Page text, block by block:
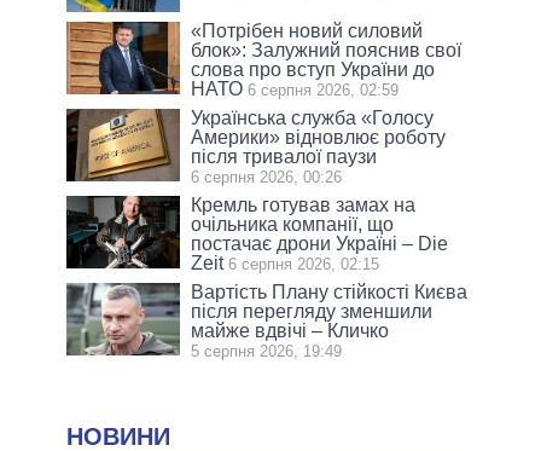
«Потрібен новий силовий
блок»: Залужний пояснив свої
слова про вступ України до
НАТО 6 серпня 2026, 02:59
Українська служба «Голосу
Америки» відновлює роботу
після тривалої паузи
6 серпня 2026, 00:26
Кремль готував замах на
очільника компанії, що
постачає дрони Україні – Die
Zeit 6 серпня 2026, 02:15
Вартість Плану стійкості Києва
після перегляду зменшили
майже вдвічі – Кличко
5 серпня 2026, 19:49
НОВИНИ